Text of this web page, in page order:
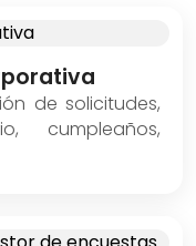
de solicitudes,
cumpleaños,